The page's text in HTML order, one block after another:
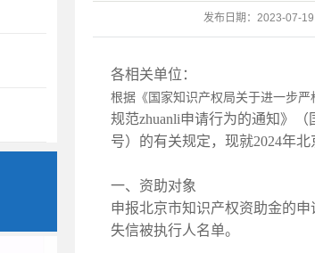
发布日期： 2023-07-19
各相关单位：
根据《国家知识产权局关于进一步
规范zhuanli申请行为的通知》
号）的有关规定，现就2024年
一、资助对象
申报北京市知识产权资助金的
失信被执行人名单。